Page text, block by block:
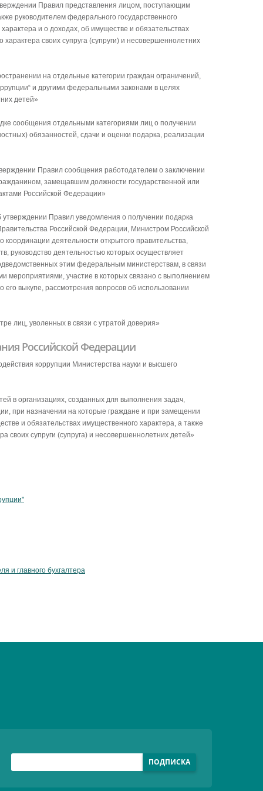
Правил представления лицом, поступающим
руководителем федерального государственного
и о доходах, об имуществе и обязательствах
своих супруга (супруги) и несовершеннолетних
на отдельные категории граждан ограничений,
и другими федеральными законами в целях
детей»
сообщения отдельными категориями лиц о получении
обязанностей, сдачи и оценки подарка, реализации
Правил сообщения работодателем о заключении
замещавшим должности государственной или
Российской Федерации»
Правил уведомления о получении подарка
Российской Федерации, Министром Российской
деятельности открытого правительства,
руководство деятельностью которых осуществляет
этим федеральным министерствам, в связи
участие в которых связано с выполнением
выкупе, рассмотрения вопросов об использовании
лиц, уволенных в связи с утратой доверия»
Российской Федерации
коррупции Министерства науки и высшего
в организациях, созданных для выполнения задач,
при назначении на которые граждане и при замещении
и обязательствах имущественного характера, а также
своих супруги (супруга) и несовершеннолетних детей»
и главного бухгалтера
ПОДПИСКА